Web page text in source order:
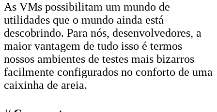
As VMs possibilitam um mundo de
utilidades que o mundo ainda está
descobrindo. Para nós, desenvolvedores, a
maior vantagem de tudo isso é termos
nossos ambientes de testes mais bizarros
facilmente configurados no conforto de uma
caixinha de areia.